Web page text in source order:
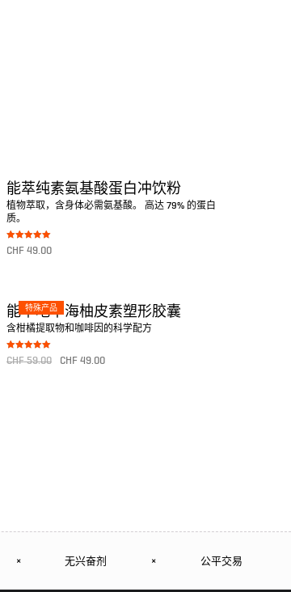
能萃纯素氨基酸蛋白冲饮粉
植物萃取，含身体必需氨基酸。 高达 79% 的蛋白
质。
Bewertet mit
5.00
CHF49.00
特殊产品
能萃地中海柚皮素塑形胶囊
含柑橘提取物和咖啡因的科学配方
Bewertet mit
5.00
CHF59.00 CHF49.00
× 无兴奋剂 × 公平交易